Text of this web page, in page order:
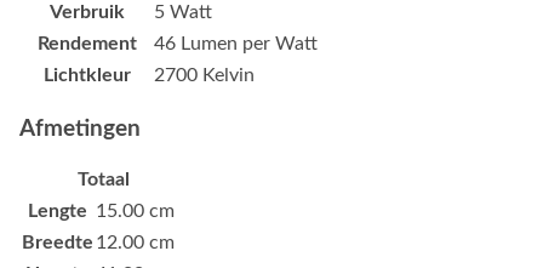
Verbruik
5 Watt
Rendement
46 Lumen per Watt
Lichtkleur
2700 Kelvin
Afmetingen
Totaal
Lengte 15.00 cm
Breedte 12.00 cm